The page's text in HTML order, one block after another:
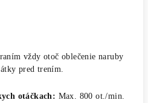
vždy otoč oblečenie naruby
pred trením.
otáčkach: Max. 800 ot./min.